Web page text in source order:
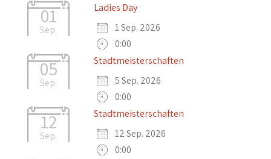
01
Sep.
Ladies Day
1 Sep. 2026
0:00
05
Sep.
Stadtmeisterschaften
5 Sep. 2026
0:00
12
Sep.
Stadtmeisterschaften
12 Sep. 2026
0:00